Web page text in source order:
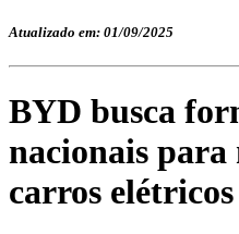
Atualizado em: 01/09/2025
BYD busca
nacionais para
carros elétricos